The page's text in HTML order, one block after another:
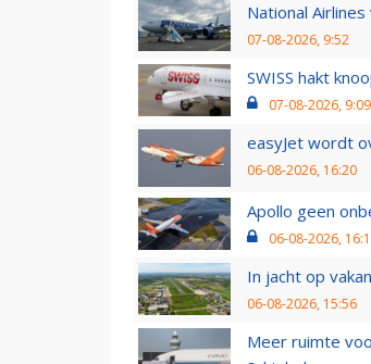
National
07-08-2026, 9:52
SWISS hakt
07-08-2026, 9:09
easyJet wordt
06-08-2026, 16:20
Apollo geen
06-08-2026,
In jacht op
06-08-2026, 15:56
Meer ruimte